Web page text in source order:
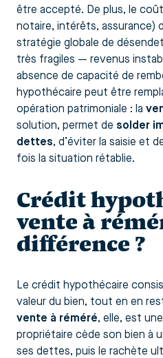
être accepté. De plus, le
notaire, intérêts, assurance)
stratégie globale de
très fragiles — revenus
absence de capacité de
hypothécaire peut être
opération patrimoniale : la
solution, permet de solder
dettes, d’éviter la saisie et
fois la situation rétablie.
Crédit
vente à
différence ?
Le crédit hypothécaire
valeur du bien, tout en en
vente à réméré, elle, est une
propriétaire cède son bien à
ses dettes, puis le rachète